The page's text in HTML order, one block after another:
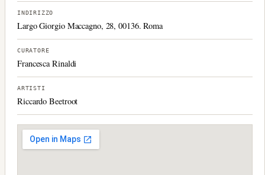
INDIRIZZO
Largo Giorgio Maccagno, 28, 00136. Roma
CURATORE
Francesca Rinaldi
ARTISTI
Riccardo Beetroot